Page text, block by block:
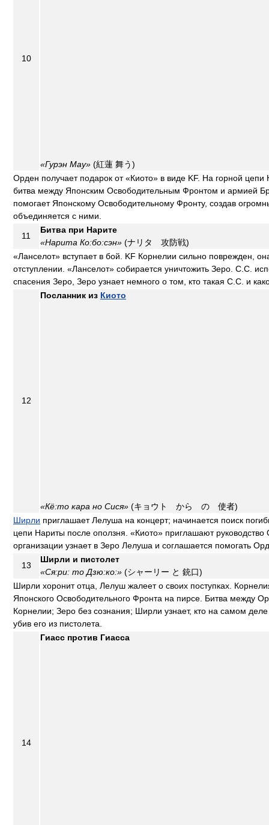
10
«Гурэн Мау» (紅蓮 舞う)
Орден получает подарок от «Киото» в виде KF. На горной цепи
битва между Японским Освободительным Фронтом и армией
помогает Японскому Освободительному Фронту, создав
объединяется с ними.
11
Битва при Нарите
«Нарита Ко:бо:сэн» (ナリタ 攻防戦)
«Ланселот» вступает в бой. KF Корнелии сильно поврежден,
отступлении. «Ланселот» собирается уничтожить Зеро. С.С.
спасения Зеро, Зеро узнает немного о том, кто такая С.С. и
12
Посланник из Киото
«Кё:то кара но Сися» (キョウト から の 使者)
Ширли приглашает Лелуша на концерт; начинается поиск
цепи Нариты после оползня. «Киото» приглашают руководство
организации узнает в Зеро Лелуша и соглашается помогать
13
Ширли и пистолет
«Ся:ри: то Дзю:ко:» (シャーリー と 銃口)
Ширли хоронит отца, Лелуш жалеет о своих поступках.
Японского Освободительного Фронта на пирсе. Битва между
Корнелии; Зеро без сознания; Ширли узнает, кто на самом
убив его из пистолета.
14
Гиасс против Гиасса